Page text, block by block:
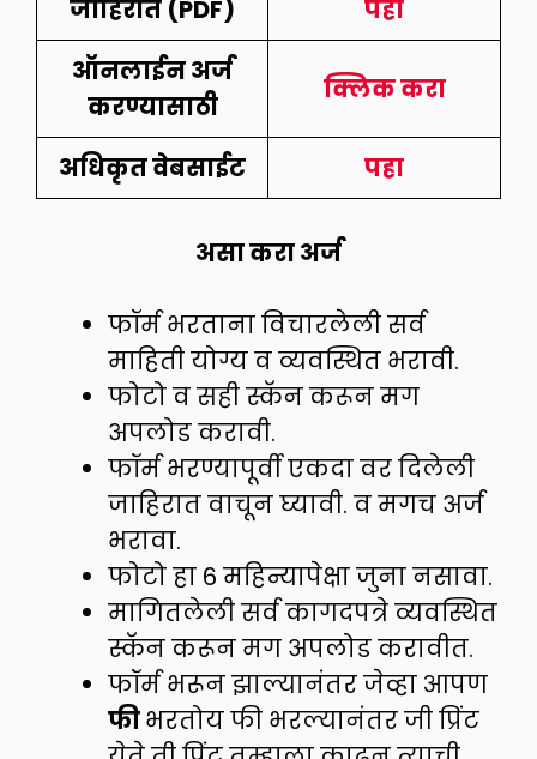
जाहिरात (PDF)
पहा
ऑनलाईन अर्ज
करण्यासाठी
क्लिक करा
अधिकृत वेबसाईट पहा
असा करा अर्ज
फॉर्म भरताना विचारलेली सर्व
माहिती योग्य व व्यवस्थित भरावी.
फोटो व सही स्कॅन करून मग
अपलोड करावी.
फॉर्म भरण्यापूर्वी एकदा वर दिलेली
जाहिरात वाचून घ्यावी. व मगच अर्ज
भरावा.
फोटो हा 6 महिन्यापेक्षा जुना नसावा.
मागितलेली सर्व कागदपत्रे व्यवस्थित
स्कॅन करून मग अपलोड करावीत.
फॉर्म भरून झाल्यानंतर जेव्हा आपण
फीभरतोय फी भरल्यानंतर जी प्रिंट